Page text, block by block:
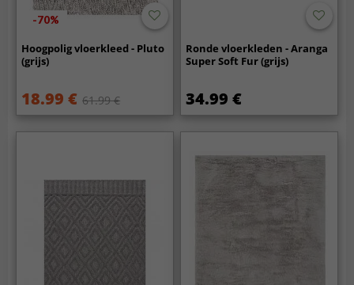
-70%
Hoogpolig vloerkleed - Pluto
(grijs)
18.99 € 61.99 €
Ronde vloerkleden - Aranga
Super Soft Fur (grijs)
34.99 €